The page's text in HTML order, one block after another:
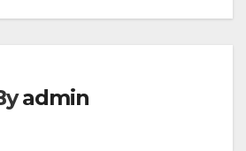
admin